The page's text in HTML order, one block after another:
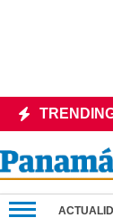
los 50 más